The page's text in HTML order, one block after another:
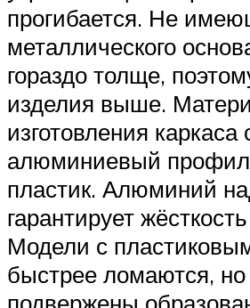
прогибается. Не
металлического
гораздо толще,
изделия выше.
изготовления каркаса
алюминиевый
пластик. Алюминий
гарантирует
Модели с
быстрее ломаются,